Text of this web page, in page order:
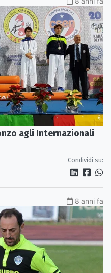
agli Internazionali
Condividi su:
8 anni fa